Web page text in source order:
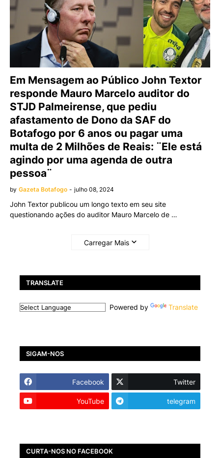
Em Mensagem ao Público John Textor
responde Mauro Marcelo auditor do
STJD Palmeirense, que pediu
afastamento de Dono da SAF do
Botafogo por 6 anos ou pagar uma
multa de 2 Milhões de Reais: ¨Ele está
agindo por uma agenda de outra
pessoa¨
by Gazeta Botafogo - julho 08, 2024
John Textor publicou um longo texto em seu site
questionando ações do auditor Mauro Marcelo de …
Carregar Mais
TRANSLATE
Powered by Translate
SIGAM-NOS
Facebook Twitter
YouTube telegram
CURTA-NOS NO FACEBOOK